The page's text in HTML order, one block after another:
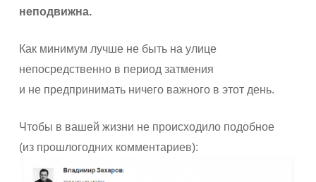
неподвижна.
Как минимум лучше не быть на улице
непосредственно в период затмения
и не предпринимать ничего важного в этот день.
Чтобы в вашей жизни не происходило подобное
(из прошлогодних комментариев):